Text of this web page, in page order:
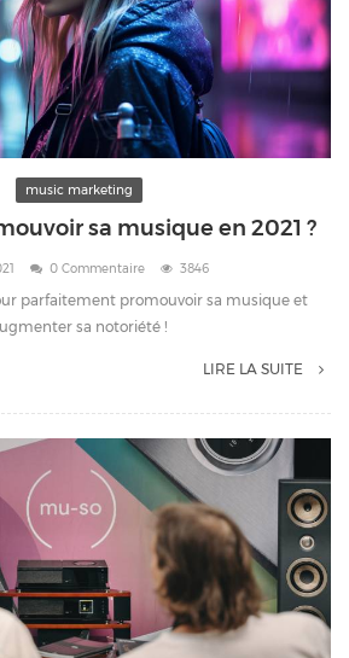
music marketing
sa musique en 2021 ?
0 Commentaire 3846
parfaitement promouvoir sa musique et
sa notoriété !
LIRE LA SUITE